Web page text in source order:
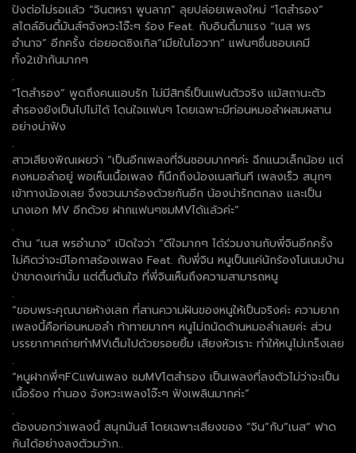
ปังต่อไม่รอแล้ว “จินตหรา พูนลาภ” ลุยปล่อยเพลงใหม่ “โตสำรอง”
สไตล์อินดี้มันส์ๆจังหวะโจ๊ะๆ ร้อง Feat. กับอินดี้มาแรง “เนส พร
อำนาจ” อีกครั้ง ต่อยอดซิงเกิล“เมียในโอวาท” แฟนๆชื่นชอบเคมี
ทั้ง2เข้ากันมากๆ
.
“โตสำรอง” พูดถึงคนแอบรัก ไม่มีสิทธิ์เป็นแฟนตัวจริง แม้สถานะตัว
สำรองยังเป็นไปไม่ได้ โดนใจแฟนๆ โดยเฉพาะมีท่อนหมอลำผสมผสาน
อย่างน่าฟัง
.
สาวเสียงพิณเผยว่า “เป็นอีกเพลงที่จินชอบมากๆค่ะ ฉีกแนวเล็กน้อย แต่
คงหมอลำอยู่ พอเห็นเนื้อเพลง ก็นึกถึงน้องเนสทันที เพลงเร็ว สนุกๆ
เข้าทางน้องเลย จึงชวนมาร้องด้วยกันอีก น้องน่ารักตกลง และเป็น
นางเอก MV อีกด้วย ฝากแฟนๆชมMVได้แล้วค่ะ”
.
ด้าน “เนส พรอำนาจ” เปิดใจว่า “ดีใจมากๆ ได้ร่วมงานกับพี่จินอีกครั้ง
ไม่คิดว่าจะมีโอกาสร้องเพลง Feat. กับพี่จิน หนูเป็นแค่นักร้องโนเนมบ้าน
ป่าขาดงเท่านั้น แต่ตื้นตันใจ ที่พี่จินเห็นถึงความสามารถหนู
.
“ขอบพระคุณนายห้างเสก ที่สานความฝันของหนูให้เป็นจริงค่ะ ความยาก
เพลงนี้คือท่อนหมอลำ ท้าทายมากๆ หนูไม่ถนัดด้านหมอลำเลยค่ะ ส่วน
บรรยากาศถ่ายทำMVเต็มไปด้วยรอยยิ้ม เสียงหัวเราะ ทำให้หนูไม่เกร็งเลย
.
“หนูฝากพี่ๆFCแฟนเพลง ชมMVโตสำรอง เป็นเพลงที่ลงตัวไม่ว่าจะเป็น
เนื้อร้อง ทำนอง จังหวะเพลงโจ๊ะๆ ฟังเพลินมากค่ะ”
.
ต้องบอกว่าเพลงนี้ สนุกมันส์ โดยเฉพาะเสียงของ “จิน”กับ”เนส” ฟาด
กันได้อย่างลงตัวมว้าก..